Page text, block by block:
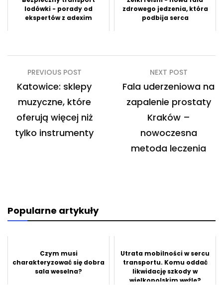
lodówki - porady od
ekspertów z adexim
zdrowego jedzenia, która
podbija serca
Nawigacja
wpisu
PREVIOUS POST
Katowice: sklepy
muzyczne, które
oferują więcej niż
tylko instrumenty
NEXT POST
Fala uderzeniowa na
zapalenie prostaty
Kraków –
nowoczesna
metoda leczenia
Popularne artykuły
Czym musi
charakteryzować się dobra
sala weselna?
Utrata mobilności w sercu
transportu. Komu oddać
likwidację szkody w
wielkopolskim węźle?